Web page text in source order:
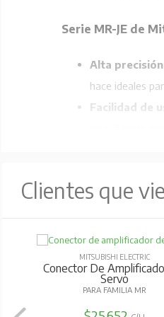
Serie MR-JE de
Alta
hace ideales
Facilidad de
Eficiencia
Diseño
Funciones
estándares
Clientes que
MITSUBISHI ELECTRIC
Conector De
Servo
PARA FAMILIA MR